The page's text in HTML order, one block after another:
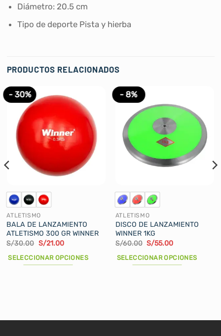
Diámetro: 20.5 cm
Tipo de deporte ‎Pista y hierba
PRODUCTOS RELACIONADOS
- 30%
ATLETISMO
BALA DE LANZAMIENTO
ATLETISMO 300 GR WINNER
S/30.00 El
original
era:
S/21.00El
actual
es:
SELECCIONAR OPCIONES
- 8%
ATLETISMO
DISCO DE LANZAMIENTO
WINNER 1KG
S/60.00 El
original
era:
S/55.00El
actual
es:
SELECCIONAR OPCIONES